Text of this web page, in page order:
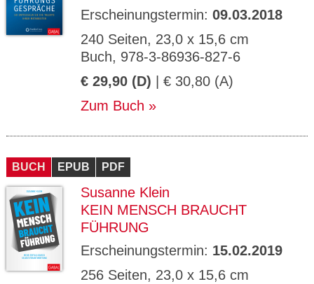
Erscheinungstermin: 09.03.2018
240 Seiten, 23,0 x 15,6 cm
Buch, 978-3-86936-827-6
€ 29,90 (D) | € 30,80 (A)
Zum Buch
BUCH EPUB PDF
Susanne Klein
KEIN MENSCH BRAUCHT
FÜHRUNG
Erscheinungstermin: 15.02.2019
256 Seiten, 23,0 x 15,6 cm